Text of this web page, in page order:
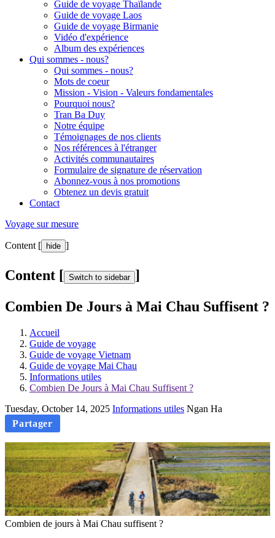
Guide de voyage Thaïlande
Guide de voyage Laos
Guide de voyage Birmanie
Vidéo d'expérience
Album des expériences
Qui sommes - nous?
Qui sommes - nous?
Mots de coeur
Mission - Vision - Valeurs fondamentales
Pourquoi nous?
Tran Ba Duy
Notre équipe
Témoignages de nos clients
Nos références à l'étranger
Activités communautaires
Formulaire de signature de réservation
Abonnez-vous à nos promotions
Obtenez un devis gratuit
Contact
Voyage sur mesure
Content [ hide ]
Content [ Switch to sidebar ]
Combien De Jours à Mai Chau Suffisent ?
Accueil
Guide de voyage
Guide de voyage Vietnam
Guide de voyage Mai Chau
Informations utiles
Combien De Jours à Mai Chau Suffisent ?
Tuesday, October 14, 2025 Informations utiles Ngan Ha
Partager
Combien de jours à Mai Chau suffisent ?